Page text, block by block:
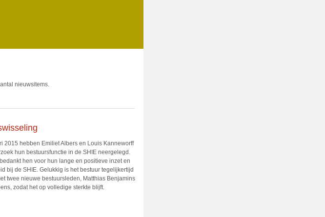
nieuwsitems.
2015 hebben Emiliet Albers en Louis Kanneworff
hun bestuursfunctie in de SHIE neergelegd.
hen voor hun lange en positieve inzet en
bij de SHIE. Gelukkig is het bestuur tegelijkertijd
twee nieuwe bestuursleden, Matthias Benjamins
zodat het op volledige sterkte blijft.